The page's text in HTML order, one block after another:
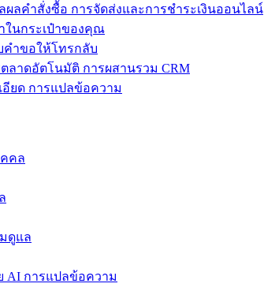
ลคำสั่งซื้อ การจัดส่งและการชำระเงินออนไลน์
ในกระเป๋าของคุณ
คำขอให้โทรกลับ
ตลาดอัตโนมัติ การผสานรวม CRM
ยด การแปลข้อความ
คล
ดูแล
AI การแปลข้อความ